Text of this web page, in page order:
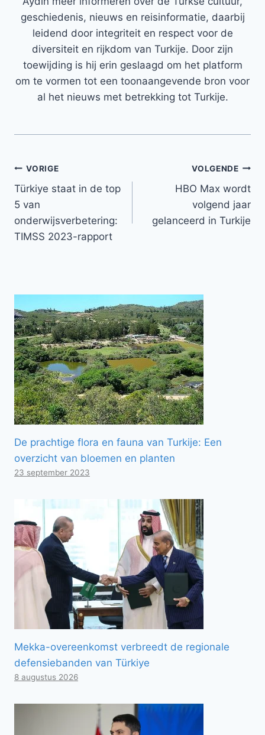
geschiedenis, nieuws en reisinformatie, daarbij
leidend door integriteit en respect voor de
diversiteit en rijkdom van Turkije. Door zijn
toewijding is hij erin geslaagd om het platform
om te vormen tot een toonaangevende bron voor
al het nieuws met betrekking tot Turkije.
Bericht
navigatie
VORIGE
Türkiye staat in de top
5 van
onderwijsverbetering:
TIMSS 2023-rapport
VOLGENDE
HBO Max wordt
volgend jaar
gelanceerd in Turkije
De prachtige flora en fauna van Turkije: Een
overzicht van bloemen en planten
23 september 2023
Mekka-overeenkomst verbreedt de regionale
defensiebanden van Türkiye
8 augustus 2026